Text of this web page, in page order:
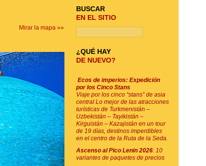
Mirar la mapa »»
BUSCAR
EN EL SITIO
¿QUÉ HAY
DE NUEVO?
Ecos de imperios: Expedición
por los Cinco Stans
Viaje por los cinco “stans” de asia
central Lo mejor de las atracciones
turísticas de Turkmenistán –
Uzbekistán – Tayikistán –
Kirguistán – Kazajistán en un tour
de 19 días, destinos imperdibles
en el centro de la Ruta de la Seda.
Ascenso al Pico Lenin 2026: 10
variantes de paquetes de precios